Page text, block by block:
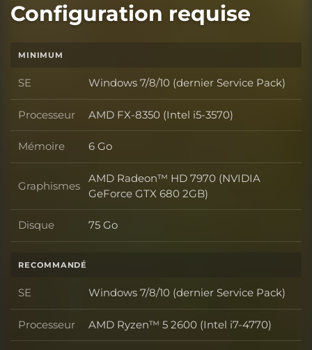
Configuration requise
MINIMUM
SE SE
Windows 7/8/10 (dernier Service Pack)
Processeur Processeur
AMD FX-8350 (Intel i5-3570)
Mémoire Mémoire
6 Go
Graphismes Graphismes
AMD Radeon™ HD 7970 (NVIDIA
GeForce GTX 680 2GB)
Disque Disque
75 Go
RECOMMANDÉ
SE SE
Windows 7/8/10 (dernier Service Pack)
Processeur Processeur
AMD Ryzen™ 5 2600 (Intel i7-4770)